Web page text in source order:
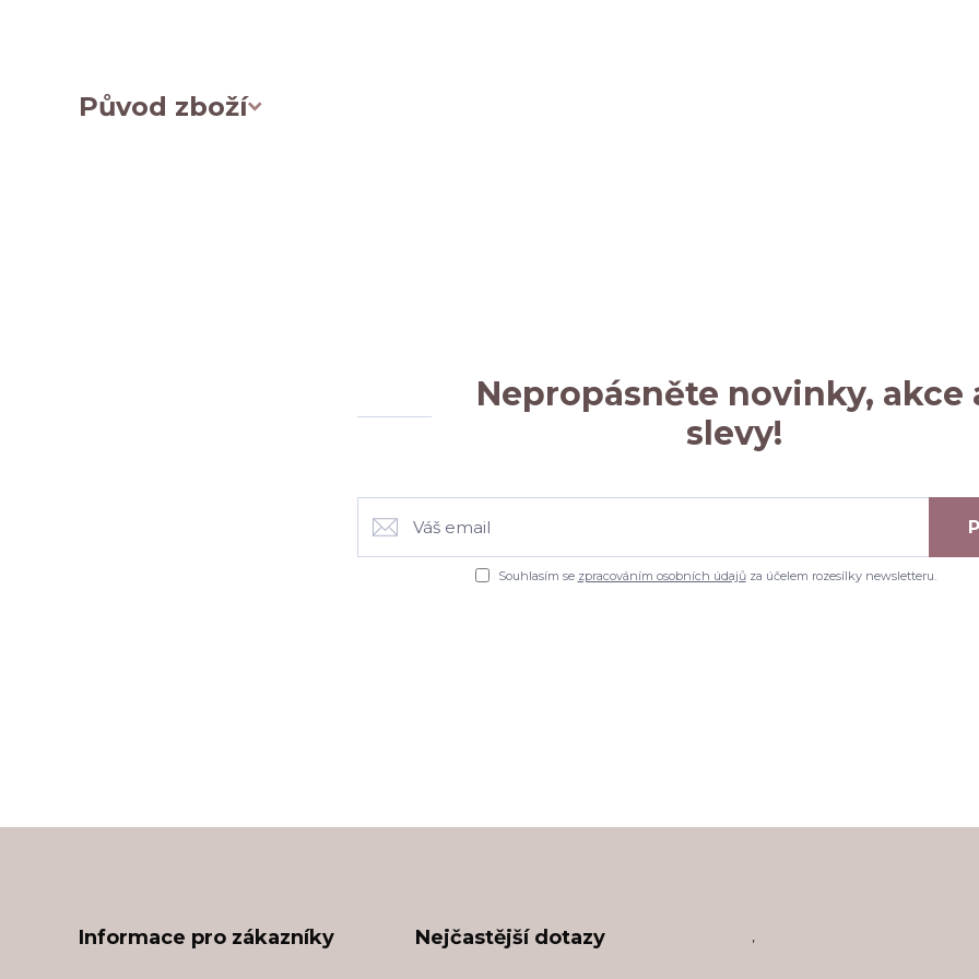
Původ zboží
Nepropásněte novinky, akce
slevy!
Souhlasím se zpracováním osobních údajůza účelem rozesílky newsletteru.
Informace pro zákazníky Nejčastější dotazy